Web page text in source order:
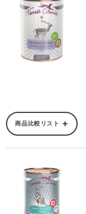
商品比較リスト